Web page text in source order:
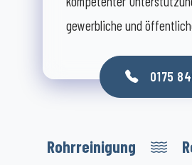
gewerbliche und
0175
Rohrreinigung